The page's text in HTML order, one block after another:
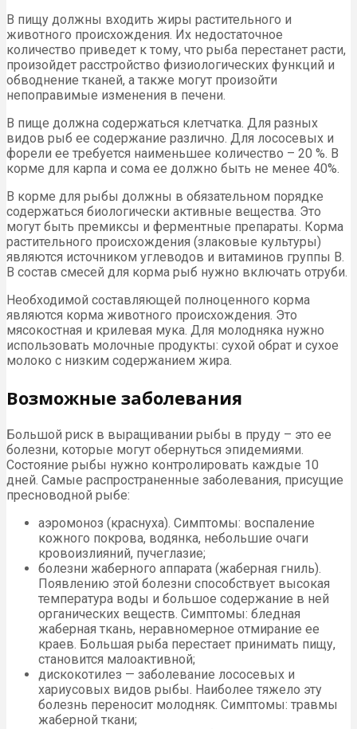
В пищу должны входить жиры растительного и
животного происхождения. Их недостаточное
количество приведет к тому, что рыба перестанет расти,
произойдет расстройство физиологических функций и
обводнение тканей, а также могут произойти
непоправимые изменения в печени.
В пище должна содержаться клетчатка. Для разных
видов рыб ее содержание различно. Для лососевых и
форели ее требуется наименьшее количество – 20 %. В
корме для карпа и сома ее должно быть не менее 40%.
В корме для рыбы должны в обязательном порядке
содержаться биологически активные вещества. Это
могут быть премиксы и ферментные препараты. Корма
растительного происхождения (злаковые культуры)
являются источником углеводов и витаминов группы В.
В состав смесей для корма рыб нужно включать отруби.
Необходимой составляющей полноценного корма
являются корма животного происхождения. Это
мясокостная и крилевая мука. Для молодняка нужно
использовать молочные продукты: сухой обрат и сухое
молоко с низким содержанием жира.
Возможные заболевания
Большой риск в выращивании рыбы в пруду – это ее
болезни, которые могут обернуться эпидемиями.
Состояние рыбы нужно контролировать каждые 10
дней. Самые распространенные заболевания, присущие
пресноводной рыбе:
аэромоноз (краснуха). Симптомы: воспаление
кожного покрова, водянка, небольшие очаги
кровоизлияний, пучеглазие;
болезни жаберного аппарата (жаберная гниль).
Появлению этой болезни способствует высокая
температура воды и большое содержание в ней
органических веществ. Симптомы: бледная
жаберная ткань, неравномерное отмирание ее
краев. Большая рыба перестает принимать пищу,
становится малоактивной;
дискокотилез — заболевание лососевых и
хариусовых видов рыбы. Наиболее тяжело эту
болезнь переносит молодняк. Симптомы: травмы
жаберной ткани;